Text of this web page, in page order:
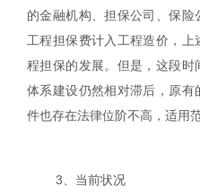
的金融机构、担保公司、保
工程担保费计入工程造价，
程担保的发展。但是，这段
体系建设仍然相对滞后，原
件也存在法律位阶不高，适用
3 、当前状况